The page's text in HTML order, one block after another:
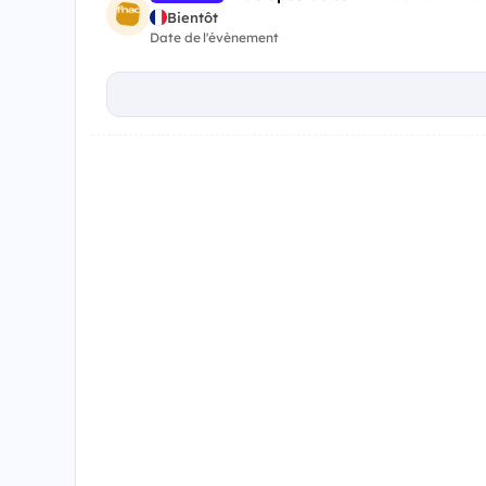
Bientôt
Date de l'évènement